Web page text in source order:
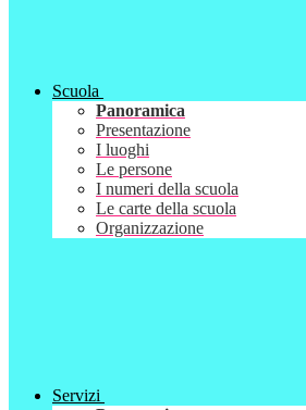
Scuola
Panoramica
Presentazione
I luoghi
Le persone
I numeri della scuola
Le carte della scuola
Organizzazione
Servizi